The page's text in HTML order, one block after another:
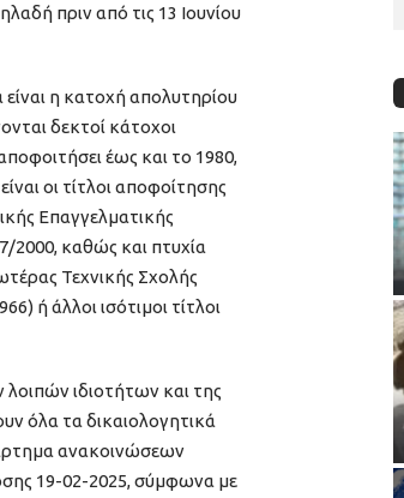
πριν από τις 13 Ιουνίου
η κατοχή απολυτηρίου
δεκτοί κάτοχοι
έως και το 1980,
οι τίτλοι αποφοίτησης
Επαγγελματικής
2000, καθώς και πτυχία
Τεχνικής Σχολής
ή άλλοι ισότιμοι τίτλοι
ιδιοτήτων και της
όλα τα δικαιολογητικά
ανακοινώσεων
19-02-2025, σύμφωνα με